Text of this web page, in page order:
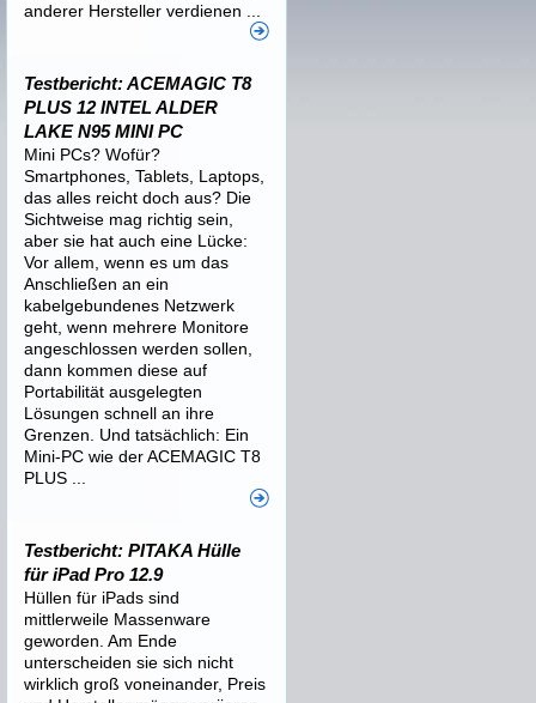
anderer Hersteller verdienen ...
Testbericht: ACEMAGIC T8
PLUS 12 INTEL ALDER
LAKE N95 MINI PC
Mini PCs? Wofür?
Smartphones, Tablets, Laptops,
das alles reicht doch aus? Die
Sichtweise mag richtig sein,
aber sie hat auch eine Lücke:
Vor allem, wenn es um das
Anschließen an ein
kabelgebundenes Netzwerk
geht, wenn mehrere Monitore
angeschlossen werden sollen,
dann kommen diese auf
Portabilität ausgelegten
Lösungen schnell an ihre
Grenzen. Und tatsächlich: Ein
Mini-PC wie der ACEMAGIC T8
PLUS ...
Testbericht: PITAKA Hülle
für iPad Pro 12.9
Hüllen für iPads sind
mittlerweile Massenware
geworden. Am Ende
unterscheiden sie sich nicht
wirklich groß voneinander, Preis